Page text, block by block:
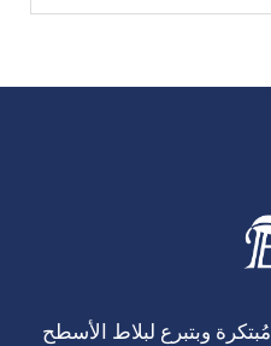
وبتبرع لبلاط الأسطح